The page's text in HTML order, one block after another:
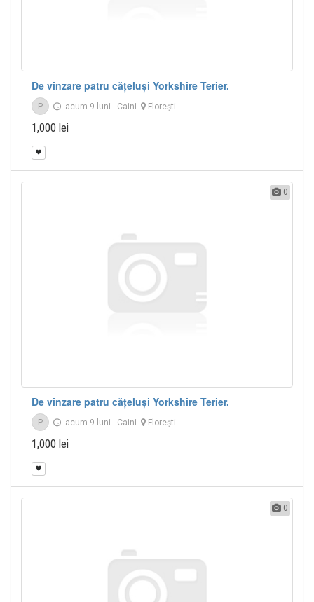
De vînzare patru cățeluși Yorkshire Terier.
P acum 9 luni - Caini- Floreşti
1,000 lei
0
De vînzare patru cățeluși Yorkshire Terier.
P acum 9 luni - Caini- Floreşti
1,000 lei
0